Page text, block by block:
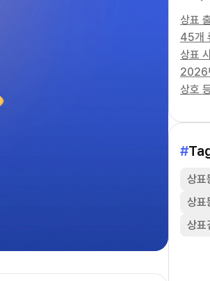
45개
2026
#
상표
상표
상표